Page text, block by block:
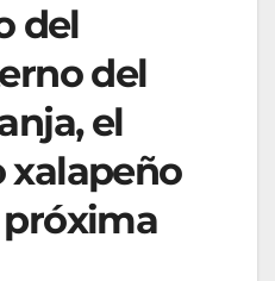
del
del
el
xalapeño